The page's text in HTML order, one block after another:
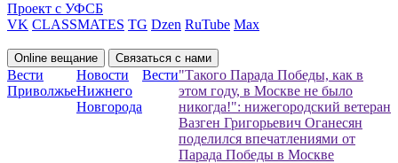
Проект с УФСБ
VK CLASSMATES TG Dzen RuTube Max
Online вещание Связаться с нами
Вести
Приволжье
Новости
Нижнего
Новгорода
Вести"Такого Парада Победы, как в
этом году, в Москве не было
никогда!": нижегородский ветеран
Вазген Григорьевич Оганесян
поделился впечатлениями от
Парада Победы в Москве